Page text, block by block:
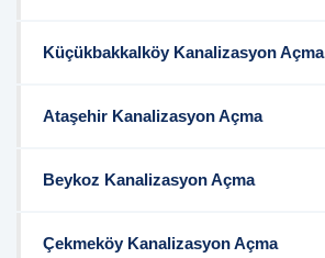
Küçükbakkalköy Kanalizasyon Açma
Ataşehir Kanalizasyon Açma
Beykoz Kanalizasyon Açma
Çekmeköy Kanalizasyon Açma